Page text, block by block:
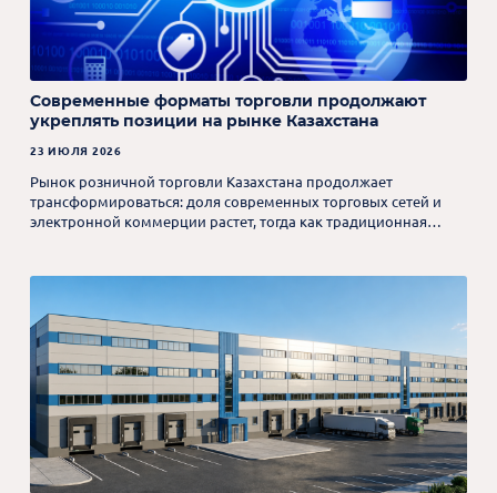
Современные форматы торговли продолжают
укреплять позиции на рынке Казахстана
23 ИЮЛЯ 2026
Рынок розничной торговли Казахстана продолжает
трансформироваться: доля современных торговых сетей и
электронной коммерции растет, тогда как традиционная